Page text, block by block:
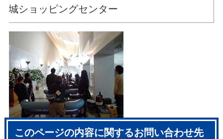
城ショッピングセンター
このページの内容に関するお問い合わせ先